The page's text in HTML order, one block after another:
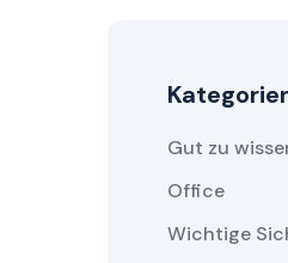
Gut zu
Office
Wichtige